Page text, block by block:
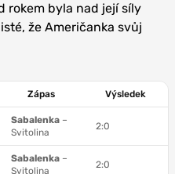
rokem byla nad její síly
že Američanka svůj
Zápas Výsledek
Sabalenka –
Svitolina
2:0
Sabalenka –
Svitolina
2:0